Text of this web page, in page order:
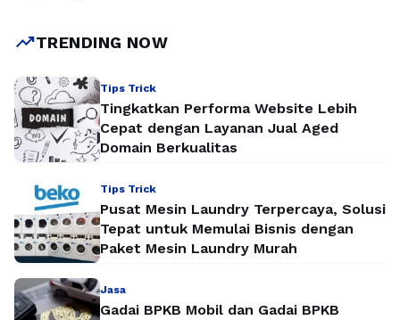
trending_upTRENDING NOW
Tips Trick
Tingkatkan Performa Website Lebih
Cepat dengan Layanan Jual Aged
Domain Berkualitas
Tips Trick
Pusat Mesin Laundry Terpercaya, Solusi
Tepat untuk Memulai Bisnis dengan
Paket Mesin Laundry Murah
Jasa
Gadai BPKB Mobil dan Gadai BPKB